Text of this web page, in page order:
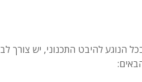
הנוגע להיבט התכנוני, יש צורך